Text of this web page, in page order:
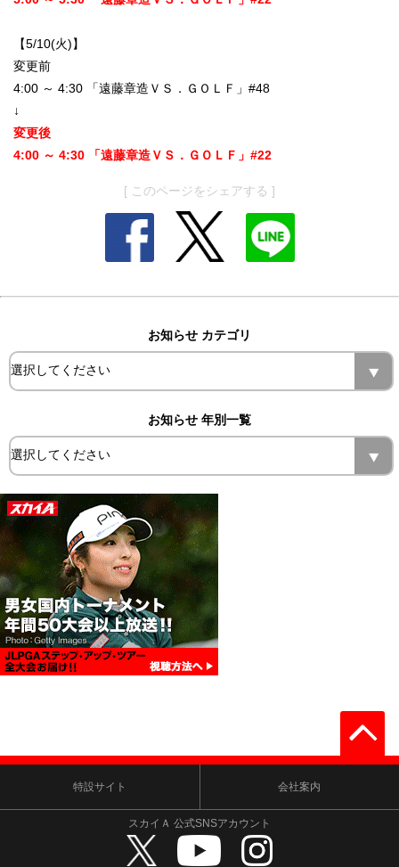
【5/10(火)】
変更前
4:00 ～ 4:30 「遠藤章造ＶＳ．ＧＯＬＦ」#48
↓
変更後
4:00 ～ 4:30 「遠藤章造ＶＳ．ＧＯＬＦ」#22
[ このページをシェアする ]
お知らせ カテゴリ
お知らせ 年別一覧
特設サイト 会社案内
スカイＡ 公式SNSアカウント